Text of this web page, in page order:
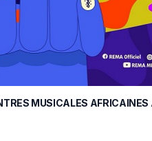
MUSICALES AFRICAINES